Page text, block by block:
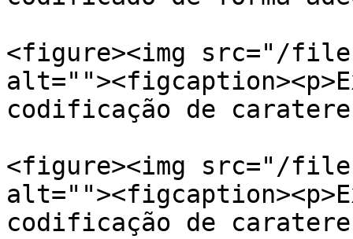
<figure><img src="/files/
codificação de
<figure><img src="/
codificação de